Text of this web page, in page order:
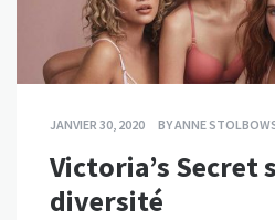
JANVIER 30, 2020 BYANNE
Victoria’s Secret
diversité